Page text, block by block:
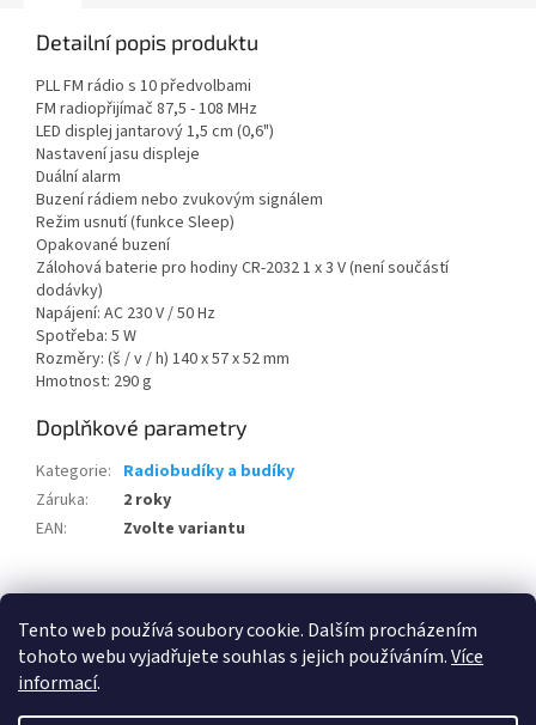
Tento web používá soubory cookie. Dalším procházením
tohoto webu vyjadřujete souhlas s jejich používáním.Více
informací.
Detailní popis produktu
PLL FM rádio s 10 předvolbami
FM radiopřijímač 87,5 - 108 MHz
LED displej jantarový 1,5 cm (0,6")
Nastavení jasu displeje
Duální alarm
Buzení rádiem nebo zvukovým signálem
Režim usnutí (funkce Sleep)
Opakované buzení
Zálohová baterie pro hodiny CR-2032 1 x 3 V (není součástí
dodávky)
Napájení: AC 230 V / 50 Hz
Spotřeba: 5 W
Rozměry: (š / v / h) 140 x 57 x 52 mm
Hmotnost: 290 g
Doplňkové parametry
Kategorie: Radiobudíky a budíky
Záruka:
2 roky
EAN: Zvolte variantu
Z
100 % zákazníků Heureka.cz nás doporučuje! Zboží.cz Firmy.cz